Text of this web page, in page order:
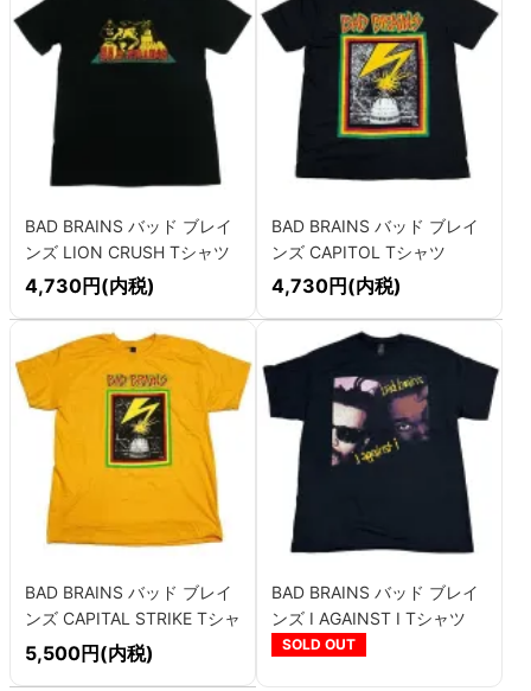
BAD BRAINS バッド ブレイ
ンズ LION CRUSH Tシャツ
4,730円(内税)
BAD BRAINS バッド ブレイ
ンズ CAPITOL Tシャツ
4,730円(内税)
BAD BRAINS バッド ブレイ
ンズ CAPITAL STRIKE Tシャ
ツ
5,500円(内税)
BAD BRAINS バッド ブレイ
ンズ I AGAINST I Tシャツ
SOLD OUT